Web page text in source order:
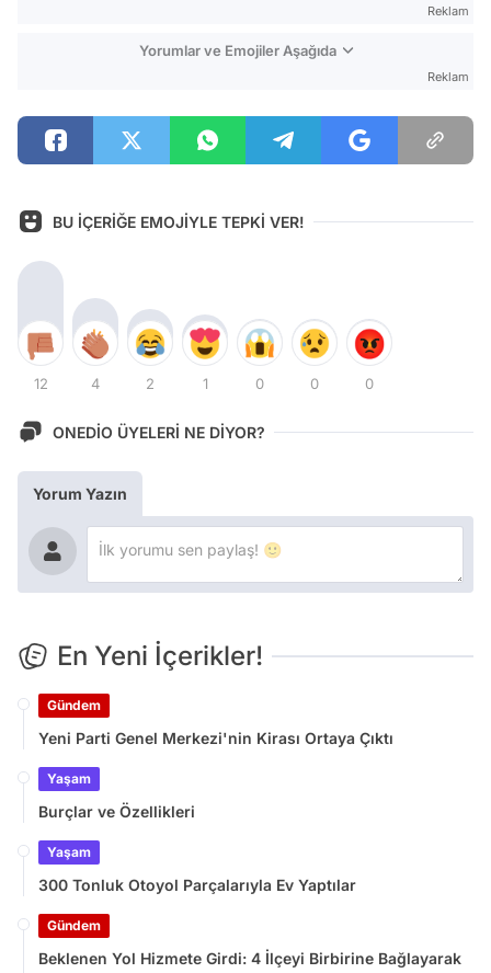
Reklam
Yorumlar ve Emojiler Aşağıda
Reklam
BU İÇERİĞE EMOJİYLE TEPKİ VER!
12 4 2 1 0 0 0
ONEDİO ÜYELERİ NE DİYOR?
Yorum Yazın
En Yeni İçerikler!
Gündem
Yeni Parti Genel Merkezi'nin Kirası Ortaya Çıktı
Yaşam
Burçlar ve Özellikleri
Yaşam
300 Tonluk Otoyol Parçalarıyla Ev Yaptılar
Gündem
Beklenen Yol Hizmete Girdi: 4 İlçeyi Birbirine Bağlayarak